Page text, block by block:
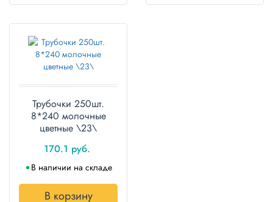
Трубочки 250шт.
8*240 молочные
цветные \23\
170.1 руб.
В наличии на складе
В корзину